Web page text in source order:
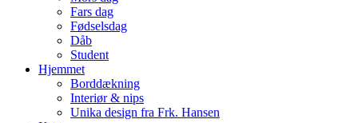
Fars dag
Fødselsdag
Dåb
Student
Hjemmet
Borddækning
Interiør & nips
Unika design fra Frk. Hansen